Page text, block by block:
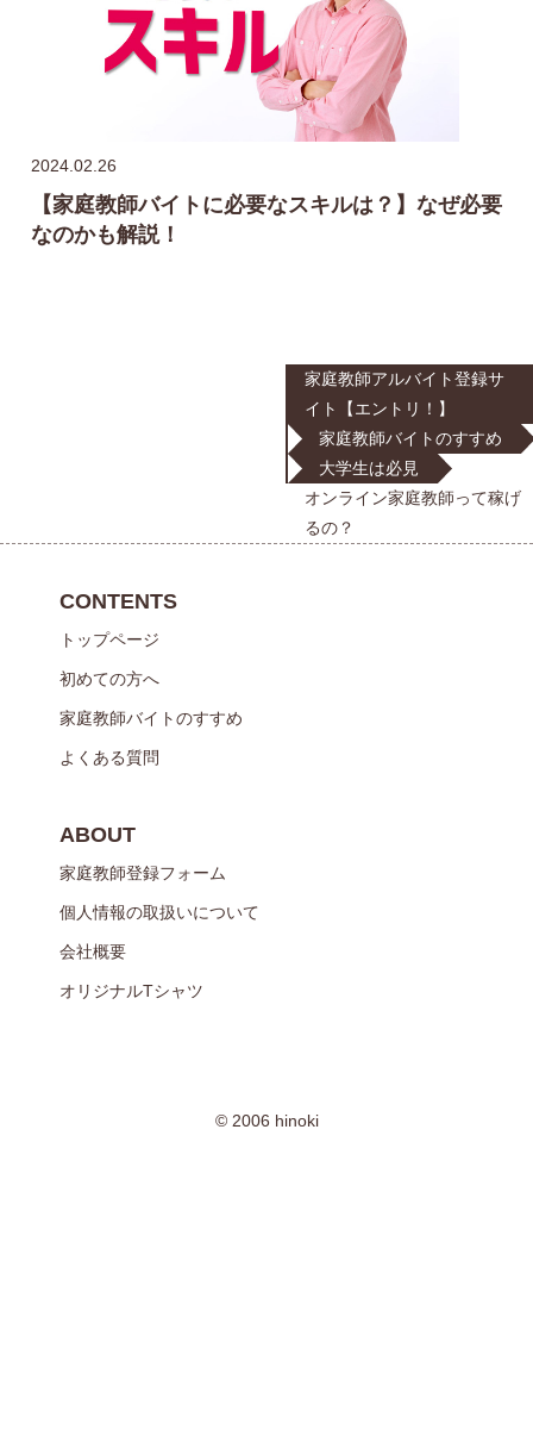
2024.02.26
【家庭教師バイトに必要なスキルは？】なぜ必要
なのかも解説！
家庭教師アルバイト登録サ
イト【エントリ！】
家庭教師バイトのすすめ
大学生は必見
オンライン家庭教師って稼げ
るの？
CONTENTS
トップページ
初めての方へ
家庭教師バイトのすすめ
よくある質問
ABOUT
家庭教師登録フォーム
個人情報の取扱いについて
会社概要
オリジナルTシャツ
© 2006 hinoki